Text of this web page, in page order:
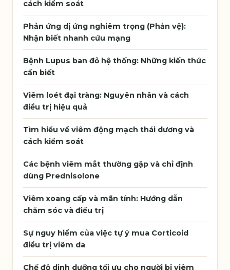
cách kiểm soát
Phản ứng dị ứng nghiêm trọng (Phản vệ):
Nhận biết nhanh cứu mạng
Bệnh Lupus ban đỏ hệ thống: Những kiến thức
cần biết
Viêm loét đại tràng: Nguyên nhân và cách
điều trị hiệu quả
Tìm hiểu về viêm động mạch thái dương và
cách kiểm soát
Các bệnh viêm mắt thường gặp và chỉ định
dùng Prednisolone
Viêm xoang cấp và mãn tính: Hướng dẫn
chăm sóc và điều trị
Sự nguy hiểm của việc tự ý mua Corticoid
điều trị viêm da
Chế độ dinh dưỡng tối ưu cho người bị viêm